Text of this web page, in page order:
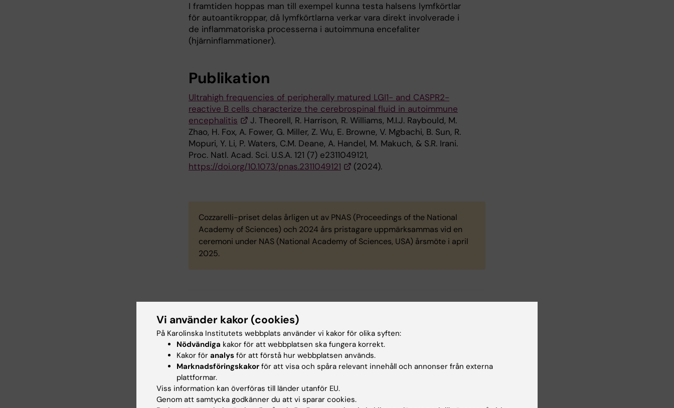
I framtiden hoppas man till exempel kunna testa halsens lymfkörtlar
för autoantikroppar, då lymfkörtlarna verkar vara direkt involverade i
de inflammatoriska processerna i autoimmuna encefaliter
(hjärninflammationer).
Publikation
Ultrahigh frequencies of peripherally matured LGI1- and CASPR2-
reactive B cells characterize the cerebrospinal fluid in autoimmune
encephalitis
J. Theorell, R. Harrison, R. Williams, M.I.J. Raybould, M.
Zhao, H. Fox, A. Fower, G. Miller, Z. Wu, E. Browne, V. Mgbachi, B. Sun, R.
Mopuri, Y. Li, P. Waters, C.M. Deane, A. Handel, M. Makuch, & S.R. Irani.
Proc. Natl. Acad. Sci. U.S.A. 121 (7) e2311049121,
https://doi.org/10.1073/pnas.2311049121
(2024).
Cozzarelli-priset delas årligen ut av PNAS (Proceedings of the National
Academy of Sciences) och 2024 års pristagare uppmärksammas vid en
ceremoni under NAS (National Academy of Sciences, USA) årsmöte i april
2025.
Tags
Pris Biomedicin
Uppdaterad av:
Karin Vikström
Innehållsgranskare:
Vi använder kakor (cookies)
På Karolinska Institutets webbplats använder vi kakor för olika syften:
Nödvändiga kakor för att webbplatsen ska fungera korrekt.
Kakor för analys för att förstå hur webbplatsen används.
Marknadsföringskakor för att visa och spåra relevant innehåll och annonser från externa
plattformar.
Viss information kan överföras till länder utanför EU.
Genom att samtycka godkänner du att vi sparar cookies.